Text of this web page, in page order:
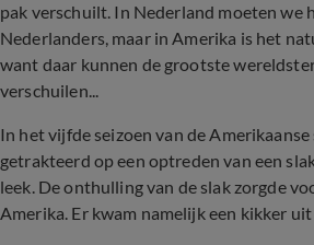
pak verschuilt. In Nederland moeten we
Nederlanders, maar in Amerika is het
want daar kunnen de grootste
verschuilen...
In het vijfde seizoen van de
getrakteerd op een optreden van een
leek. De onthulling van de slak zorgde
Amerika. Er kwam namelijk een kikker uit